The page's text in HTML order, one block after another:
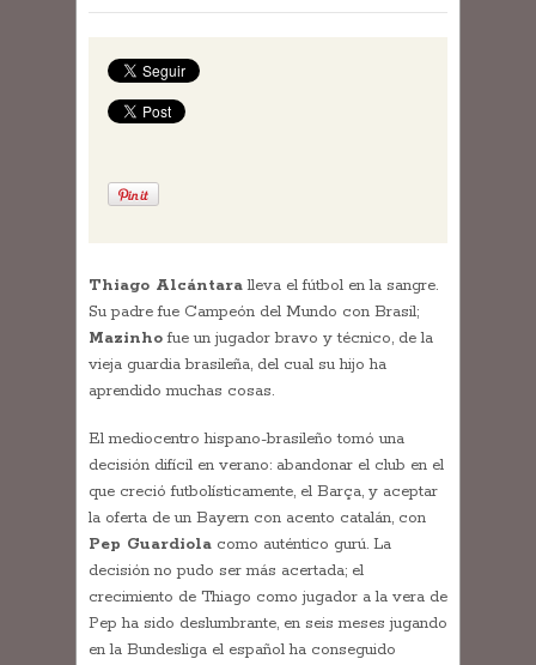
Thiago Alcántaralleva el fútbol en la sangre.
Su padre fue Campeón del Mundo con Brasil;
Mazinhofue un jugador bravo y técnico, de la
vieja guardia brasileña, del cual su hijo ha
aprendido muchas cosas.
El mediocentro hispano-brasileño tomó una
decisión difícil en verano: abandonar el club en el
que creció futbolísticamente, el Barça, y aceptar
la oferta de un Bayern con acento catalán, con
Pep Guardiola como auténtico gurú. La
decisión no pudo ser más acertada; el
crecimiento de Thiago como jugador a la vera de
Pep ha sido deslumbrante, en seis meses jugando
en la Bundesliga el español ha conseguido